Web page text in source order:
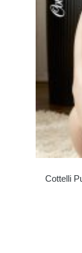
Cottelli